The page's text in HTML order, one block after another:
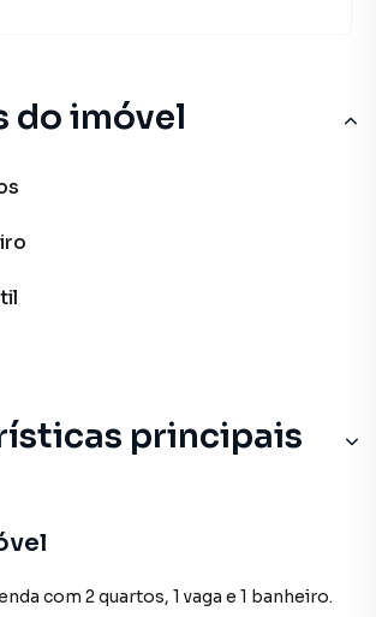
do imóvel
principais
com 2 quartos, 1 vaga e 1 banheiro.